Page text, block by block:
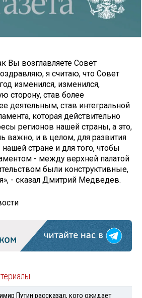
Вы возглавляете Совет
я считаю, что Совет
изменился, изменился,
сторону, став более
деятельным, став интегральной
которая действительно
регионов нашей страны, а это,
важно, и в целом, для развития
стране и для того, чтобы
- между верхней палатой
были конструктивные,
- сказал Дмитрий Медведев.
Путин рассказал, кого ожидает